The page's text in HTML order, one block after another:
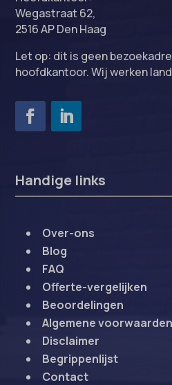
Wegastraat 62,
2516 AP Den Haag
Let op: dit is geen
hoofdkantoor. Wij werken
Handige links
Over-ons
Blog
FAQ
Offerte-vergelijken
Beoordelingen
Algemene voorwaarden
Disclaimer
Begrippenlijst
Contact